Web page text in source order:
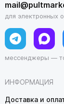
ИНФОРМАЦИЯ
Доставка и
для электронных
мессенджеры —